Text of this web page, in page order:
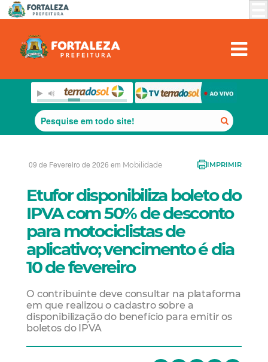
09 de Fevereiro de 2026 em Mobilidade IMPRIMIR
Etufor disponibiliza boleto do
IPVA com 50% de desconto
para motociclistas de
aplicativo; vencimento é dia
10 de fevereiro
O contribuinte deve consultar na plataforma
em que realizou o cadastro sobre a
disponibilização do benefício para emitir os
boletos do IPVA